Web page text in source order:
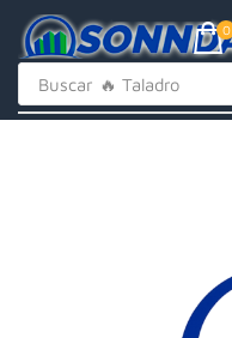
0
Buscar 🔥 Taladro